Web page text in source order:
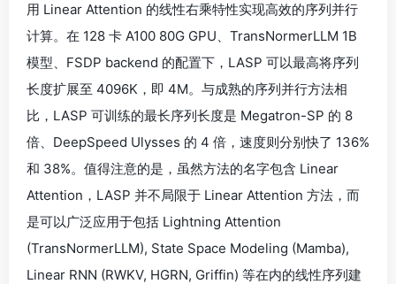
用 Linear Attention 的线性右乘特性实现高效的序列并行
计算。在 128 卡 A100 80G GPU、TransNormerLLM 1B
模型、FSDP backend 的配置下，LASP 可以最高将序列
长度扩展至 4096K，即 4M。与成熟的序列并行方法相
比，LASP 可训练的最长序列长度是 Megatron-SP 的 8
倍、DeepSpeed Ulysses 的 4 倍，速度则分别快了 136%
和 38%。值得注意的是，虽然方法的名字包含 Linear
Attention，LASP 并不局限于 Linear Attention 方法，而
是可以广泛应用于包括 Lightning Attention
(TransNormerLLM), State Space Modeling (Mamba),
Linear RNN (RWKV, HGRN, Griffin) 等在内的线性序列建